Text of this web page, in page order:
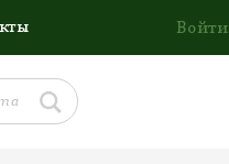
Войти